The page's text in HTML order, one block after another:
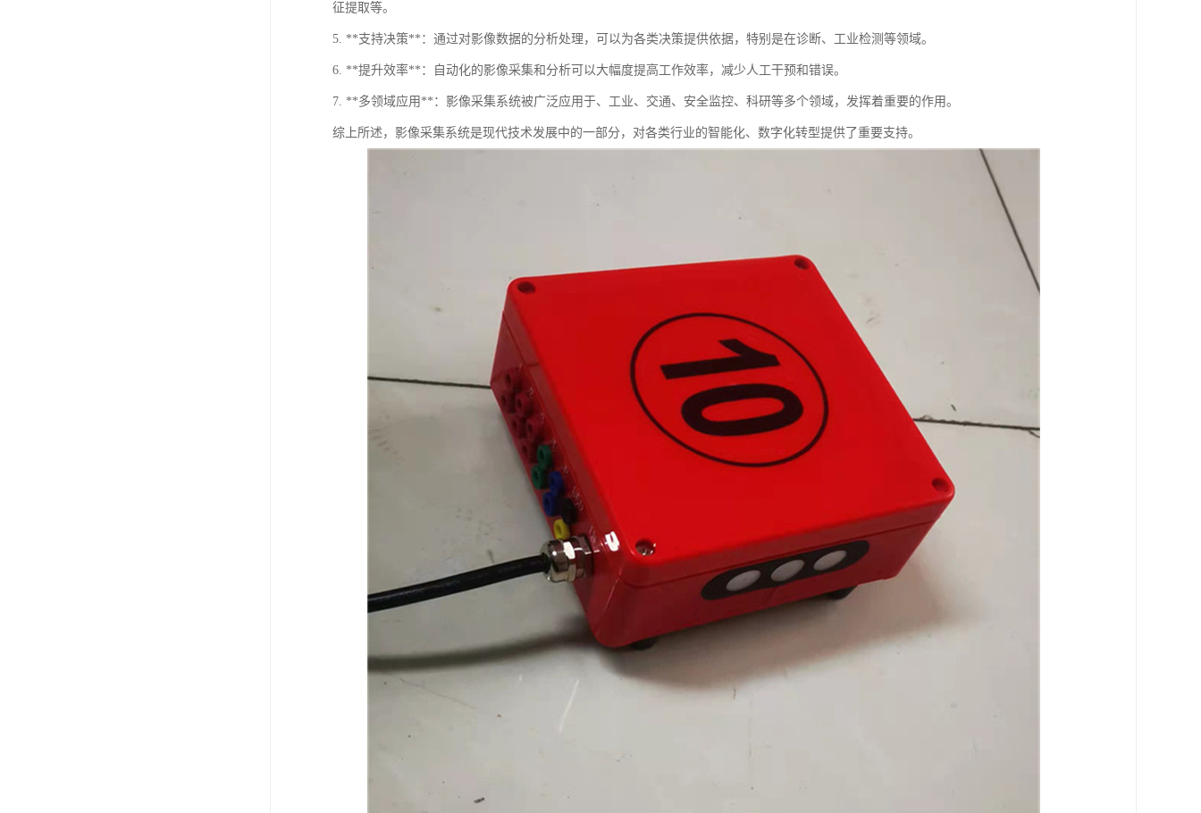
征提取等。
5. **支持决策**：通过对影像数据的分析处理，可以为各类决策提供依据，特别是在诊断、工业检测等领域。
6. **提升效率**：自动化的影像采集和分析可以大幅度提高工作效率，减少人工干预和错误。
7. **多领域应用**：影像采集系统被广泛应用于、工业、交通、安全监控、科研等多个领域，发挥着重要的作用。
综上所述，影像采集系统是现代技术发展中的一部分，对各类行业的智能化、数字化转型提供了重要支持。